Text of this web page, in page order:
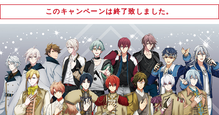
このキャンペーンは終了致しました。